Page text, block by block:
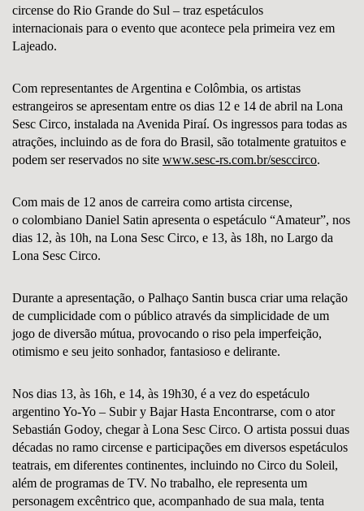
circense do Rio Grande do Sul – traz espetáculos
internacionais para o evento que acontece pela primeira vez em
Lajeado.
Com representantes de Argentina e Colômbia, os artistas
estrangeiros se apresentam entre os dias 12 e 14 de abril na Lona
Sesc Circo, instalada na Avenida Piraí. Os ingressos para todas as
atrações, incluindo as de fora do Brasil, são totalmente gratuitos e
podem ser reservados no site www.sesc-rs.com.br/sesccirco.
Com mais de 12 anos de carreira como artista circense,
o colombiano Daniel Satin apresenta o espetáculo “Amateur”, nos
dias 12, às 10h, na Lona Sesc Circo, e 13, às 18h, no Largo da
Lona Sesc Circo.
Durante a apresentação, o Palhaço Santin busca criar uma relação
de cumplicidade com o público através da simplicidade de um
jogo de diversão mútua, provocando o riso pela imperfeição,
otimismo e seu jeito sonhador, fantasioso e delirante.
Nos dias 13, às 16h, e 14, às 19h30, é a vez do espetáculo
argentino Yo-Yo – Subir y Bajar Hasta Encontrarse, com o ator
Sebastián Godoy, chegar à Lona Sesc Circo. O artista possui duas
décadas no ramo circense e participações em diversos espetáculos
teatrais, em diferentes continentes, incluindo no Circo du Soleil,
além de programas de TV. No trabalho, ele representa um
personagem excêntrico que, acompanhado de sua mala, tenta